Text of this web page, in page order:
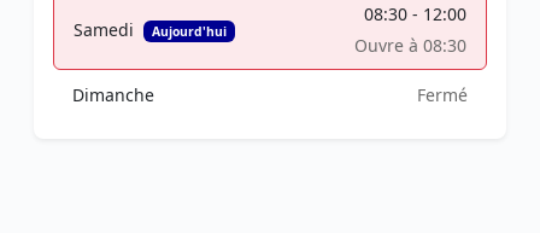
Samedi Aujourd'hui
08:30 - 12:00
Ouvre à 08:30
Dimanche Fermé